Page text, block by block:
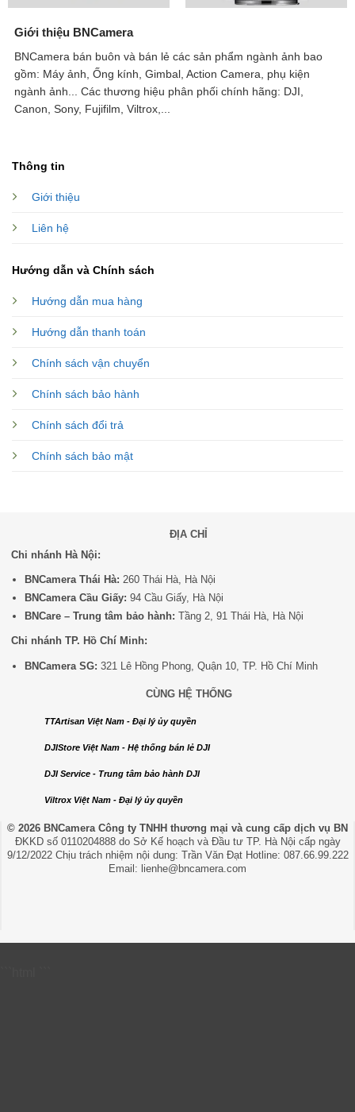
Giới thiệu BNCamera
BNCamera bán buôn và bán lẻ các sản phẩm ngành ảnh bao
gồm: Máy ảnh, Ống kính, Gimbal, Action Camera, phụ kiện
ngành ảnh...
Các thương hiệu phân phối chính hãng: DJI,
Canon, Sony, Fujifilm, Viltrox,...
Thông tin
Giới thiệu
Liên hệ
Hướng dẫn và Chính sách
Hướng dẫn mua hàng
Hướng dẫn thanh toán
Chính sách vận chuyển
Chính sách bảo hành
Chính sách đổi trả
Chính sách bảo mật
ĐỊA CHỈ
Chi nhánh Hà Nội:
BNCamera Thái Hà: 260 Thái Hà, Hà Nội
BNCamera Cầu Giấy: 94 Cầu Giấy, Hà Nội
BNCare – Trung tâm bảo hành: Tầng 2, 91 Thái Hà, Hà Nội
Chi nhánh TP. Hồ Chí Minh:
BNCamera SG: 321 Lê Hồng Phong, Quận 10, TP. Hồ Chí Minh
CÙNG HỆ THỐNG
TTArtisan Việt Nam - Đại lý ủy quyền
DJIStore Việt Nam - Hệ thống bán lẻ DJI
DJI Service - Trung tâm bảo hành DJI
Viltrox Việt Nam - Đại lý ủy quyền
© 2026 BNCamera Công ty TNHH thương mại và cung cấp dịch vụ BN
ĐKKD số 0110204888 do Sở Kế hoạch và Đầu tư TP. Hà Nội cấp ngày
9/12/2022 Chịu trách nhiệm nội dung: Trần Văn Đạt Hotline: 087.66.99.222
Email: lienhe@bncamera.com